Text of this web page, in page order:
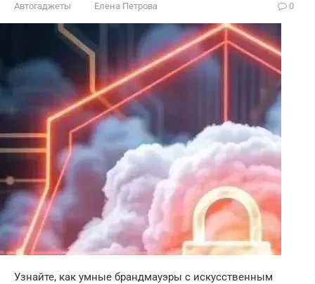
Автогаджеты Елена Петрова 0
Узнайте, как умные брандмауэры с искусственным